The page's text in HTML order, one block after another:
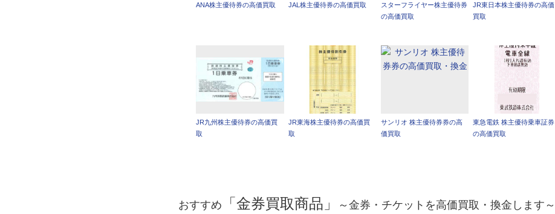
ANA株主優待券の高価買取 JAL株主優待券の高価買取
スターフライヤー株主優待券
の高価買取
JR東日本株主優待券の高価
買取
JR九州株主優待券の高価買
取
JR東海株主優待券の高価買
取
サンリオ 株主優待券券の高
価買取
東急電鉄 株主優待乗車証券
の高価買取
おすすめ 「金券買取商品」 ～金券・チケットを高価買取・換金します～